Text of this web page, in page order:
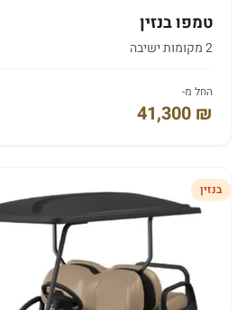
טמפו בנזין
2 מקומות ישיבה
החל מ-
41,300 ₪
בנזין